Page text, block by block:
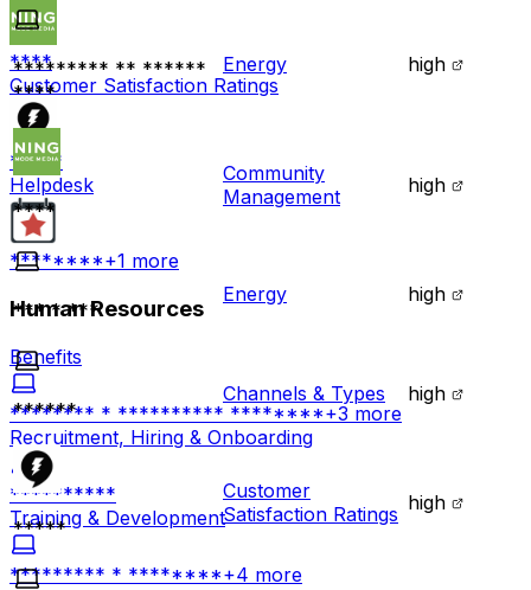
****
Customer Satisfaction Ratings
*****
Helpdesk
********+1 more
Human Resources
Benefits
******** * ********** ********+3 more
Recruitment, Hiring & Onboarding
**********
Training & Development
********* * ********+4 more
********* ** ******
****
Energy high
****
Community
Management
high
*** * ***
Energy high
******
Channels & Types high
*****
Customer
Satisfaction Ratings high